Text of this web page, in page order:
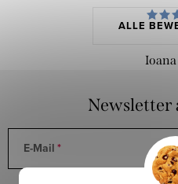
ALLE
Newsletter
E-Mail